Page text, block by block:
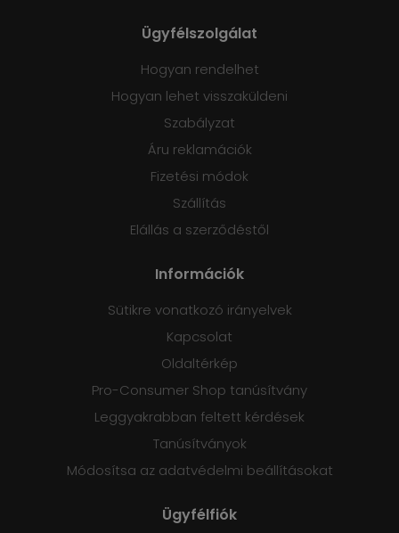
Ügyfélszolgálat
Hogyan rendelhet
Hogyan lehet visszaküldeni
Szabályzat
Áru reklamációk
Fizetési módok
Szállítás
Elállás a szerződéstől
Információk
Sütikre vonatkozó irányelvek
Kapcsolat
Oldaltérkép
Pro-Consumer Shop tanúsítvány
Leggyakrabban feltett kérdések
Tanúsítványok
Módosítsa az adatvédelmi beállításokat
Ügyfélfiók